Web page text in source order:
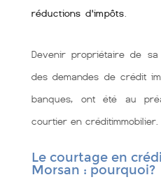
réductions d'impôts
Devenir propriétaire de sa
des demandes de crédit
banques, ont été au
courtier en créditimmobilier.
Le courtage en
Morsan : pourquoi?